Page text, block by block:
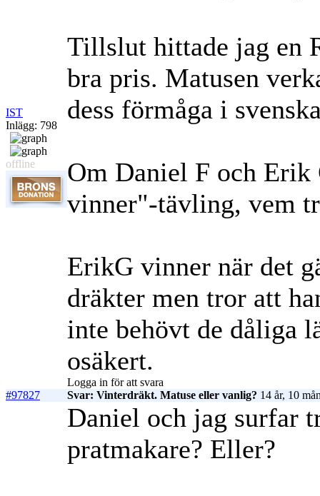
IST
Inlägg: 798
offline
Tillslut hittade jag en
bra pris. Matusen
dess förmåga i
Om Daniel F och
vinner"-tävling, vem
ErikG vinner när det
dräkter men tror att
inte behövt de dåliga
osäkert.
Logga in för att svara
#97827
Svar: Vinterdräkt. Matuse eller vanlig? 14 år, 10
Daniel och jag surfar
pratmakare? Eller?